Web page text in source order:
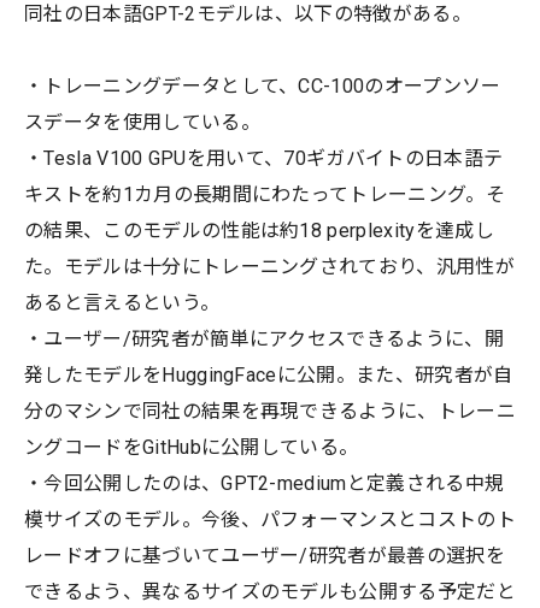
同社の日本語GPT-2モデルは、以下の特徴がある。
・トレーニングデータとして、CC-100のオープンソー
スデータを使用している。
・Tesla V100 GPUを用いて、70ギガバイトの日本語テ
キストを約1カ月の長期間にわたってトレーニング。そ
の結果、このモデルの性能は約18 perplexityを達成し
た。モデルは十分にトレーニングされており、汎用性が
あると言えるという。
・ユーザー/研究者が簡単にアクセスできるように、開
発したモデルをHuggingFaceに公開。また、研究者が自
分のマシンで同社の結果を再現できるように、トレーニ
ングコードをGitHubに公開している。
・今回公開したのは、GPT2-mediumと定義される中規
模サイズのモデル。今後、パフォーマンスとコストのト
レードオフに基づいてユーザー/研究者が最善の選択を
できるよう、異なるサイズのモデルも公開する予定だと